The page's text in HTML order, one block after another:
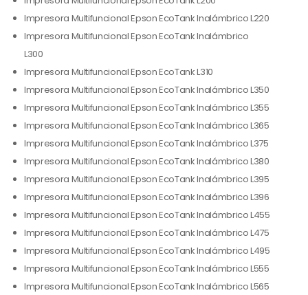
Impresora Multifuncional Epson EcoTank Inalámbrico L220
Impresora Multifuncional Epson EcoTank Inalámbrico
L300
Impresora Multifuncional Epson EcoTank L310
Impresora Multifuncional Epson EcoTank Inalámbrico L350
Impresora Multifuncional Epson EcoTank Inalámbrico L355
Impresora Multifuncional Epson EcoTank Inalámbrico L365
Impresora Multifuncional Epson EcoTank Inalámbrico L375
Impresora Multifuncional Epson EcoTank Inalámbrico L380
Impresora Multifuncional Epson EcoTank Inalámbrico L395
Impresora Multifuncional Epson EcoTank Inalámbrico L396
Impresora Multifuncional Epson EcoTank Inalámbrico L455
Impresora Multifuncional Epson EcoTank Inalámbrico L475
Impresora Multifuncional Epson EcoTank Inalámbrico L495
Impresora Multifuncional Epson EcoTank Inalámbrico L555
Impresora Multifuncional Epson EcoTank Inalámbrico L565